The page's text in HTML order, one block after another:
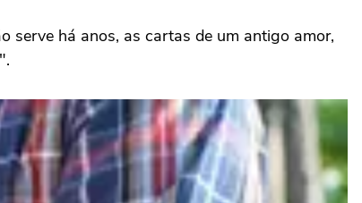
serve há anos, as cartas de um antigo amor,